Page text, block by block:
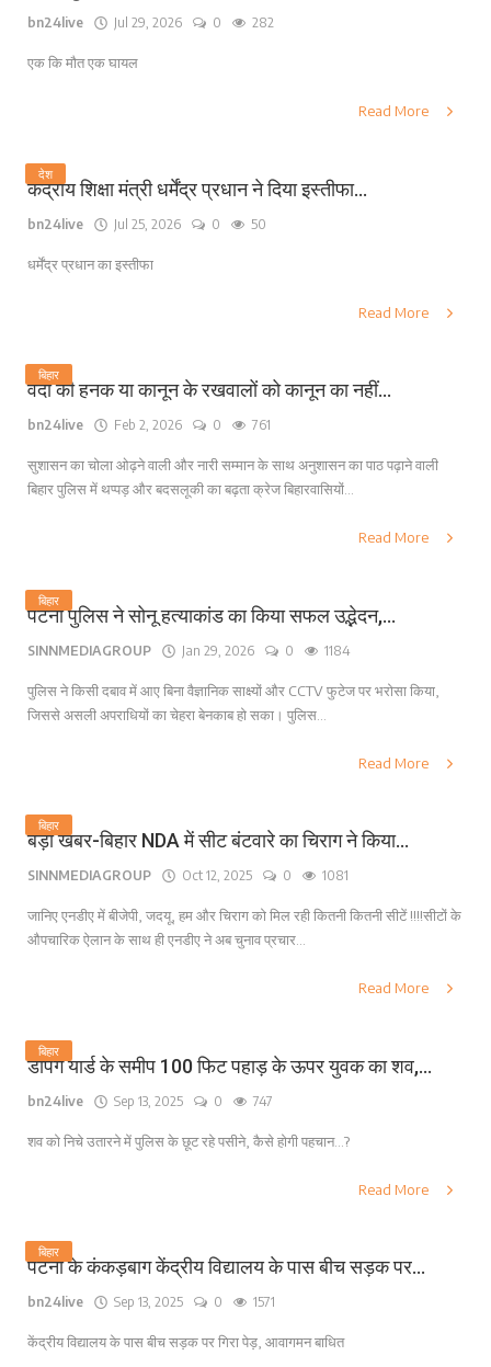
bn24live Jul 29, 2026 0 282
एक कि मौत एक घायल
Read More
देश
केंद्रीय शिक्षा मंत्री धर्मेंद्र प्रधान ने दिया इस्तीफा...
bn24live Jul 25, 2026 0 50
धर्मेंद्र प्रधान का इस्तीफा
Read More
बिहार
वर्दी की हनक या कानून के रखवालों को कानून का नहीं...
bn24live Feb 2, 2026 0 761
सुशासन का चोला ओढ़ने वाली और नारी सम्मान के साथ अनुशासन का पाठ पढ़ाने वाली
बिहार पुलिस में थप्पड़ और बदसलूकी का बढ़ता क्रेज बिहारवासियों...
Read More
बिहार
पटना पुलिस ने सोनू हत्याकांड का किया सफल उद्भेदन,...
SINNMEDIAGROUP Jan 29, 2026 0 1184
पुलिस ने किसी दबाव में आए बिना वैज्ञानिक साक्ष्यों और CCTV फुटेज पर भरोसा किया,
जिससे असली अपराधियों का चेहरा बेनकाब हो सका। पुलिस...
Read More
बिहार
बड़ी खबर-बिहार NDA में सीट बंटवारे का चिराग ने किया...
SINNMEDIAGROUP Oct 12, 2025 0 1081
जानिए एनडीए में बीजेपी, जदयू, हम और चिराग को मिल रही कितनी कितनी सीटें !!!!सीटों के
औपचारिक ऐलान के साथ ही एनडीए ने अब चुनाव प्रचार...
Read More
बिहार
डंपिंग यार्ड के समीप 100 फिट पहाड़ के ऊपर युवक का शव,...
bn24live Sep 13, 2025 0 747
शव को निचे उतारने में पुलिस के छूट रहे पसीने, कैसे होगी पहचान...?
Read More
बिहार
पटना के कंकड़बाग केंद्रीय विद्यालय के पास बीच सड़क पर...
bn24live Sep 13, 2025 0 1571
केंद्रीय विद्यालय के पास बीच सड़क पर गिरा पेड़, आवागमन बाधित